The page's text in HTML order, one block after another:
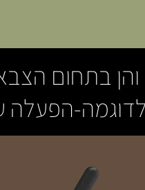
בתחום
הפעלה